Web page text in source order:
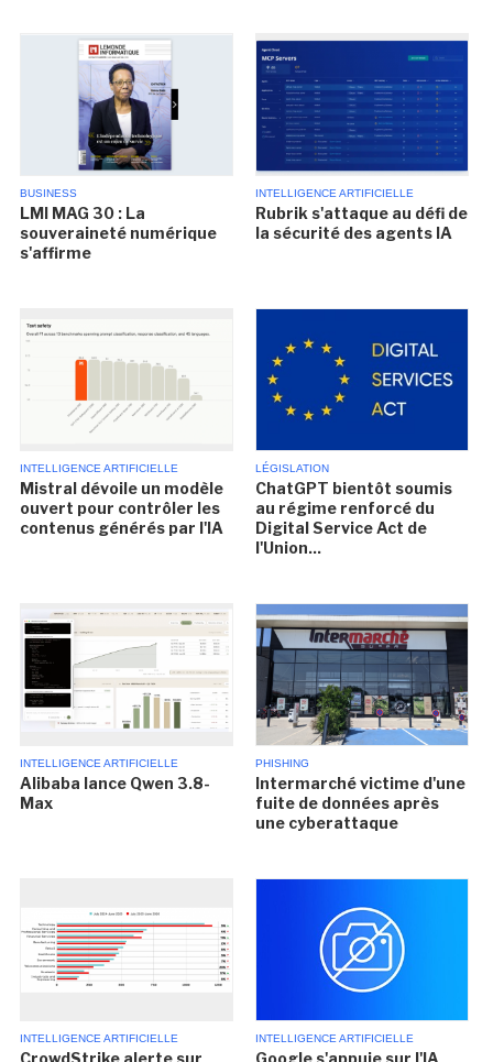
BUSINESS
LMI MAG 30 : La
souveraineté numérique
s'affirme
INTELLIGENCE ARTIFICIELLE
Rubrik s'attaque au défi de
la sécurité des agents IA
INTELLIGENCE ARTIFICIELLE
Mistral dévoile un modèle
ouvert pour contrôler les
contenus générés par l'IA
LÉGISLATION
ChatGPT bientôt soumis
au régime renforcé du
Digital Service Act de
l'Union...
INTELLIGENCE ARTIFICIELLE
Alibaba lance Qwen 3.8-
Max
PHISHING
Intermarché victime d'une
fuite de données après
une cyberattaque
INTELLIGENCE ARTIFICIELLE INTELLIGENCE ARTIFICIELLE